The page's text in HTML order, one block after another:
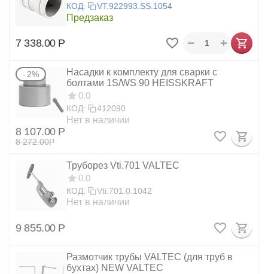
КОД: VT.922993.SS.1054
Предзаказ
7 338.00 Р +
−
2%
Насадки к комплекту для сварки с
болтами 1S/WS 90 HEISSKRAFT
0.0
КОД: 412090
Нет в наличии
8 107.00 Р
8 272.00Р
Труборез Vti.701 VALTEC
0.0
КОД: Vti.701.0.1042
Нет в наличии
9 855.00 Р
Размотчик трубы VALTEC (для труб в
бухтах) NEW VALTEC